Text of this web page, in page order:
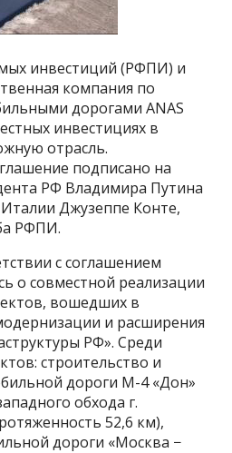
инвестиций (РФПИ) и
компания по
дорогами ANAS
инвестициях в
отрасль.
подписано на
РФ Владимира Путина
Джузеппе Конте,
РФПИ.
с соглашением
о совместной реализации
вошедших в
и расширения
РФ». Среди
строительство и
дороги М-4 «Дон»
обхода г.
52,6 км),
дороги «Москва −